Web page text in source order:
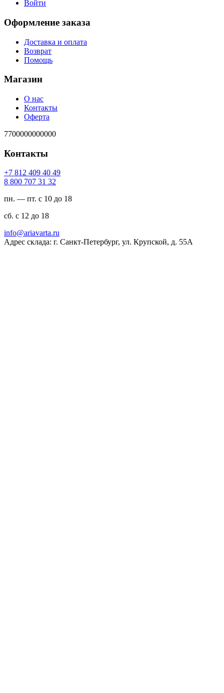
Войти
Оформление заказа
Доставка и оплата
Возврат
Помощь
Магазин
О нас
Контакты
Оферта
7700000000000
Контакты
94 04 904 218 7+
23 13 707 008 8
пн. — пт. с 10 до 18
сб. с 12 до 18
ur.atravaira@ofni
Адрес склада: г. Санкт-Петербург, ул. Крупской, д. 55А